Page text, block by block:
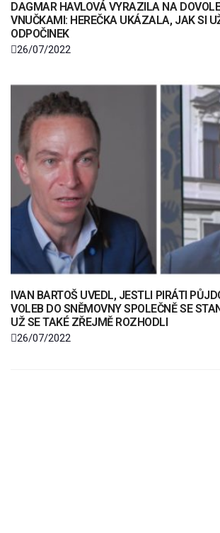
DAGMAR HAVLOVÁ VYRAZILA NA
VNUČKAMI: HEREČKA UKÁZALA, JAK SI
ODPOČINEK
26/07/2022
IVAN BARTOŠ UVEDL, JESTLI PIRÁTI
VOLEB DO SNĚMOVNY SPOLEČNĚ SE
UŽ SE TAKÉ ZŘEJMĚ ROZHODLI
26/07/2022